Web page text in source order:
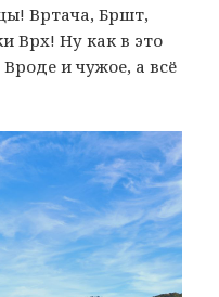
Вртача, Бршт,
Врх! Ну как в это
и чужое, а всё